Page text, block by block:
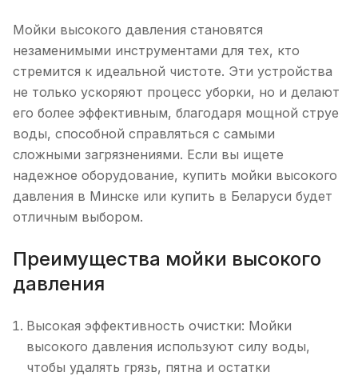
Мойки высокого давления становятся
незаменимыми инструментами для тех, кто
стремится к идеальной чистоте. Эти устройства
не только ускоряют процесс уборки, но и делают
его более эффективным, благодаря мощной струе
воды, способной справляться с самыми
сложными загрязнениями. Если вы ищете
надежное оборудование, купить мойки высокого
давления в Минске или купить в Беларуси будет
отличным выбором.
Преимущества мойки высокого
давления
Высокая эффективность очистки: Мойки
высокого давления используют силу воды,
чтобы удалять грязь, пятна и остатки